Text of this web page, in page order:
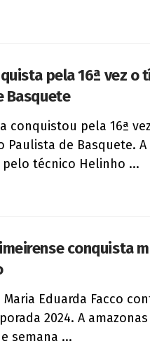
pela 16ª vez o
Basquete
conquistou pela 16ª
Paulista de Basquete.
técnico Helinho ...
conquista
Eduarda Facco
2024. A
semana ...